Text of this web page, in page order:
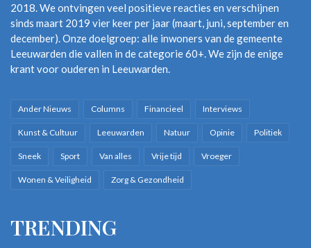
2018. We ontvingen veel positieve reacties en verschijnen
sinds maart 2019 vier keer per jaar (maart, juni, september en
december). Onze doelgroep: alle inwoners van de gemeente
Leeuwarden die vallen in de categorie 60+. We zijn de enige
krant voor ouderen in Leeuwarden.
Ander Nieuws Columns Financieel Interviews
Kunst & Cultuur Leeuwarden Natuur Opinie Politiek
Sneek Sport Van alles Vrije tijd Vroeger
Wonen & Veiligheid Zorg & Gezondheid
TRENDING